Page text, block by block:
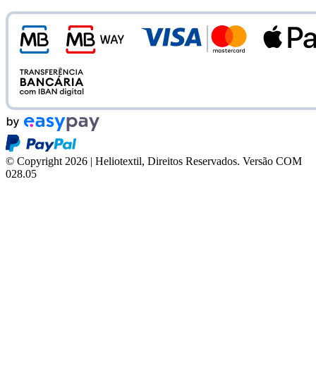
© Copyright 2026 | Heliotextil, Direitos Reservados. Versão COM
028.05